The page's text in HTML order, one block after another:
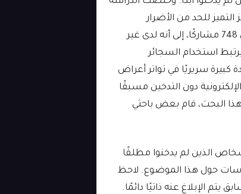
التميز للحد من الأضرار
(CoEHAR) بين 748 مشاركًا، إلى أنه لدى غير
استخدام السجائر
كبيرة سريريًا في تواتر أعراض
دون التدخين مسبقًا
البحث، قام بعض باحثي
الذين لم يدخنوا مطلقًا
حول هذا الموضوع. لاحظ
الإبلاغ عنه ذاتيًا دائمًا.